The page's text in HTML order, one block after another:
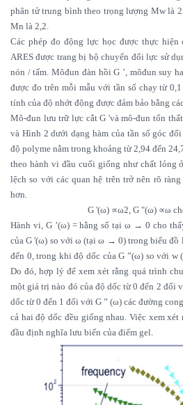
phân tử trung bình theo trọng lượng Mw là
Mn là 2,2.
Các phép đo động lực học được thực
ARES được trang bị bộ chuyển đổi lực sử
nón / tấm. Môđun đàn hồi G ’, môđun suy
được đo trên mỗi mẫu với tần số chạy từ
tính của độ nhớt động được đảm bảo bằng
Mô-đun lưu trữ lực cắt G 'và mô-đun tổn
và Hình 2 dưới dạng hàm của tần số góc
độ polyme nằm trong khoảng từ 2,94 đến
theo hành vi đầu cuối giống như chất lỏng
lệch so với các quan hệ trên trở nên rõ
hơn.
G '(ω) ∝ω2, G "(ω) ∝ω
Hành vi, G ’(ω) = hằng số tại ω → 0 cho
của G '(ω) so với ω (tại ω → 0) trong biểu đồ
đến 0, trong khi độ dốc của G ”(ω) so với
Do đó, hợp lý để xem xét rằng quá trình
một giá trị nào đó của độ dốc từ 0 đến 2 đối
dốc từ 0 đến 1 đối với G ” (ω) các đường
cả hai độ dốc đều giống nhau. Việc xem
đầu định nghĩa lưu biến của điểm gel.